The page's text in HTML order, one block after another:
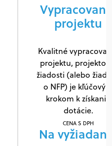
projektu
Kvalitné
projektu,
žiadosti (alebo
o NFP) je
krokom k získaniu
dotácie.
CENA S DPH
Na